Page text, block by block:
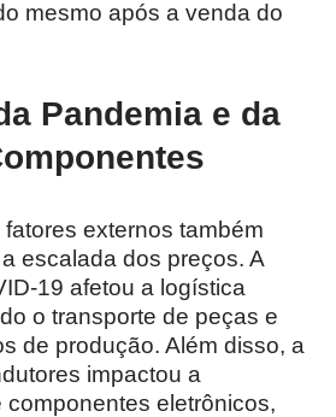
mesmo após a venda do
Pandemia e da
externos também
escalada dos preços. A
19 afetou a logística
o transporte de peças e
de produção. Além disso, a
impactou a
eletrônicos,